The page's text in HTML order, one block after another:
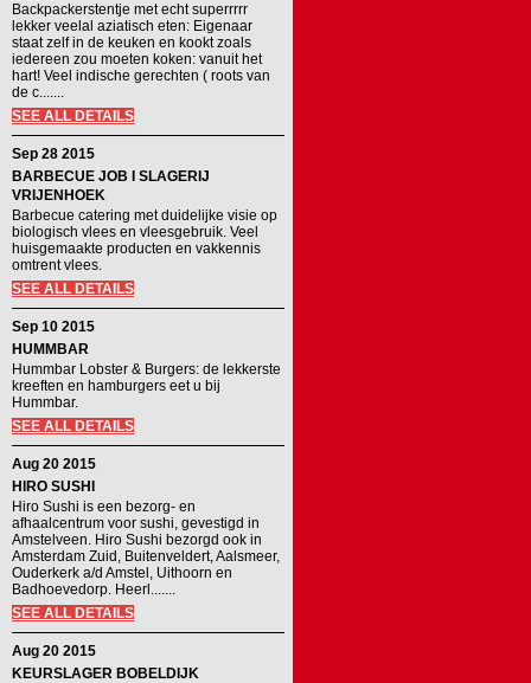
Backpackerstentje met echt superrrrr
lekker veelal aziatisch eten: Eigenaar
staat zelf in de keuken en kookt zoals
iedereen zou moeten koken: vanuit het
hart! Veel indische gerechten ( roots van
de c.......
SEE ALL DETAILS
Sep 28 2015
BARBECUE JOB I SLAGERIJ
VRIJENHOEK
Barbecue catering met duidelijke visie op
biologisch vlees en vleesgebruik. Veel
huisgemaakte producten en vakkennis
omtrent vlees.
SEE ALL DETAILS
Sep 10 2015
HUMMBAR
Hummbar Lobster & Burgers: de lekkerste
kreeften en hamburgers eet u bij
Hummbar.
SEE ALL DETAILS
Aug 20 2015
HIRO SUSHI
Hiro Sushi is een bezorg- en
afhaalcentrum voor sushi, gevestigd in
Amstelveen. Hiro Sushi bezorgd ook in
Amsterdam Zuid, Buitenveldert, Aalsmeer,
Ouderkerk a/d Amstel, Uithoorn en
Badhoevedorp. Heerl.......
SEE ALL DETAILS
Aug 20 2015
KEURSLAGER BOBELDIJK